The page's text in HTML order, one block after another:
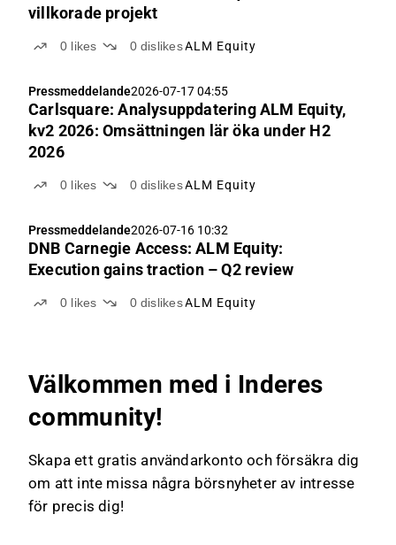
villkorade projekt
0 likes 0 dislikesALM Equity
Pressmeddelande2026-07-17 04:55
Carlsquare: Analysuppdatering ALM Equity,
kv2 2026: Omsättningen lär öka under H2
2026
0 likes 0 dislikesALM Equity
Pressmeddelande2026-07-16 10:32
DNB Carnegie Access: ALM Equity:
Execution gains traction – Q2 review
0 likes 0 dislikesALM Equity
Välkommen med i Inderes
community!
Skapa ett gratis användarkonto och försäkra dig
om att inte missa några börsnyheter av intresse
för precis dig!